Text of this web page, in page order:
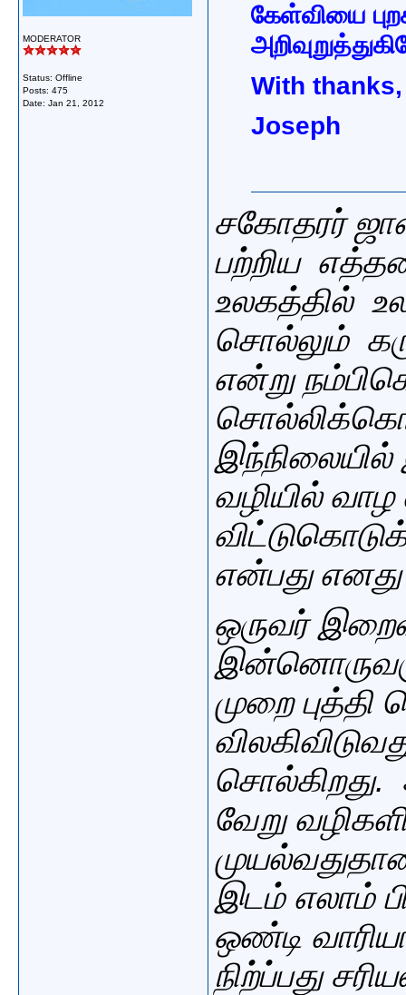
MODERATOR
Status: Offline
Posts: 475
Date: Jan 21, 2012
கேள்வியை
With thanks,
Joseph
சகோதரர்
பற்றிய
உலகத்தில்
சொல்லும்
என்று
வழியில்வாழ
என்பது
ஒருவர்
முறை
சொல்கிறது.
வேறு
இடம் எலாம்
ஒண்டி
நிற்ப்பது